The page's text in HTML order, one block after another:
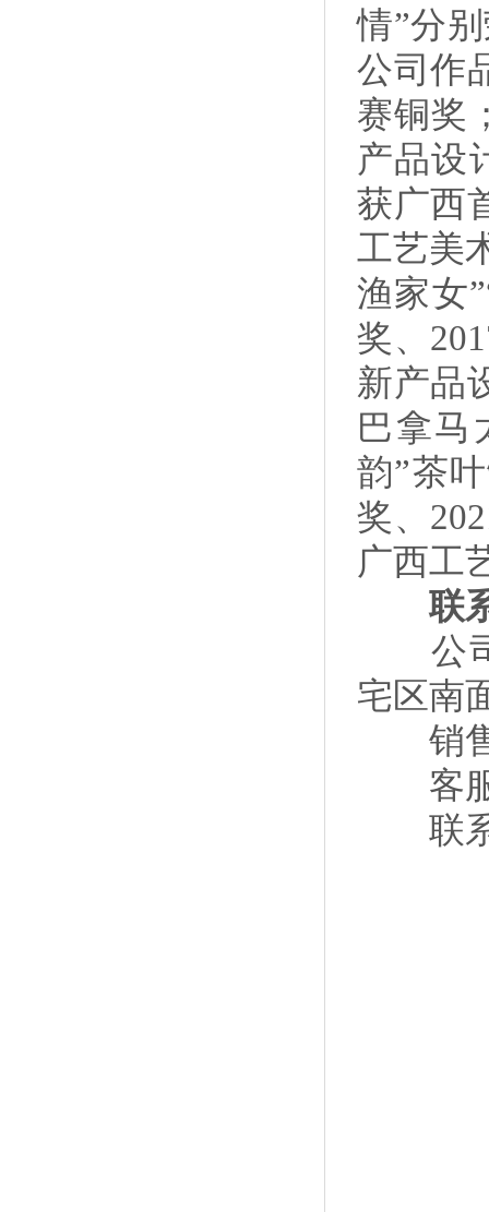
情”分
公司作
赛铜奖
产品设
获广西
工艺美
渔家女
奖、
新产品
巴拿马
韵”茶
奖、
广西工
联系
公司
宅区南
销售
客服
联系